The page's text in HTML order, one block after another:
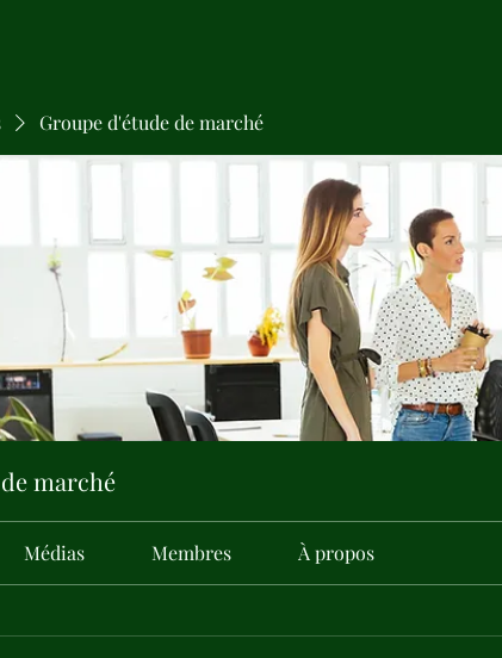
Groupe d'étude de marché
marché
Médias Membres À propos